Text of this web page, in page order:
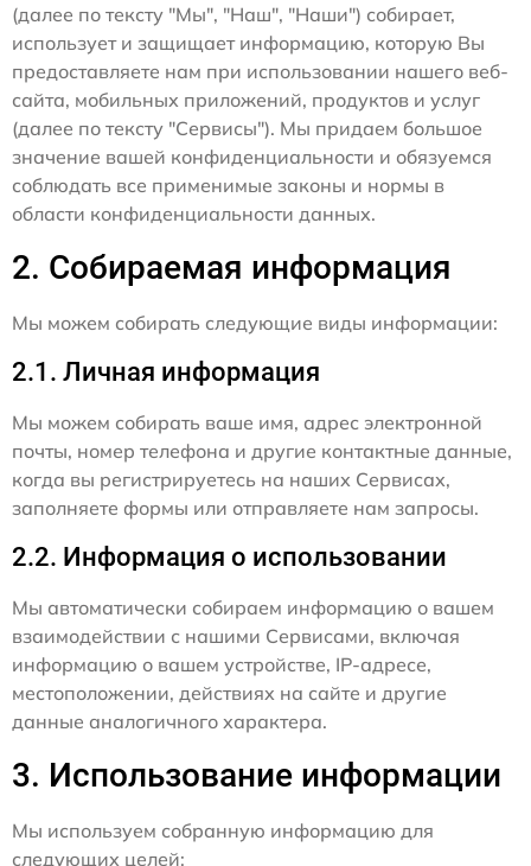
(далее по тексту "Мы", "Наш", "Наши") собирает,
использует и защищает информацию, которую Вы
предоставляете нам при использовании нашего веб-
сайта, мобильных приложений, продуктов и услуг
(далее по тексту "Сервисы"). Мы придаем большое
значение вашей конфиденциальности и обязуемся
соблюдать все применимые законы и нормы в
области конфиденциальности данных.
2. Собираемая информация
Мы можем собирать следующие виды информации:
2.1. Личная информация
Мы можем собирать ваше имя, адрес электронной
почты, номер телефона и другие контактные данные,
когда вы регистрируетесь на наших Сервисах,
заполняете формы или отправляете нам запросы.
2.2. Информация о использовании
Мы автоматически собираем информацию о вашем
взаимодействии с нашими Сервисами, включая
информацию о вашем устройстве, IP-адресе,
местоположении, действиях на сайте и другие
данные аналогичного характера.
3. Использование информации
Мы используем собранную информацию для
следующих целей: